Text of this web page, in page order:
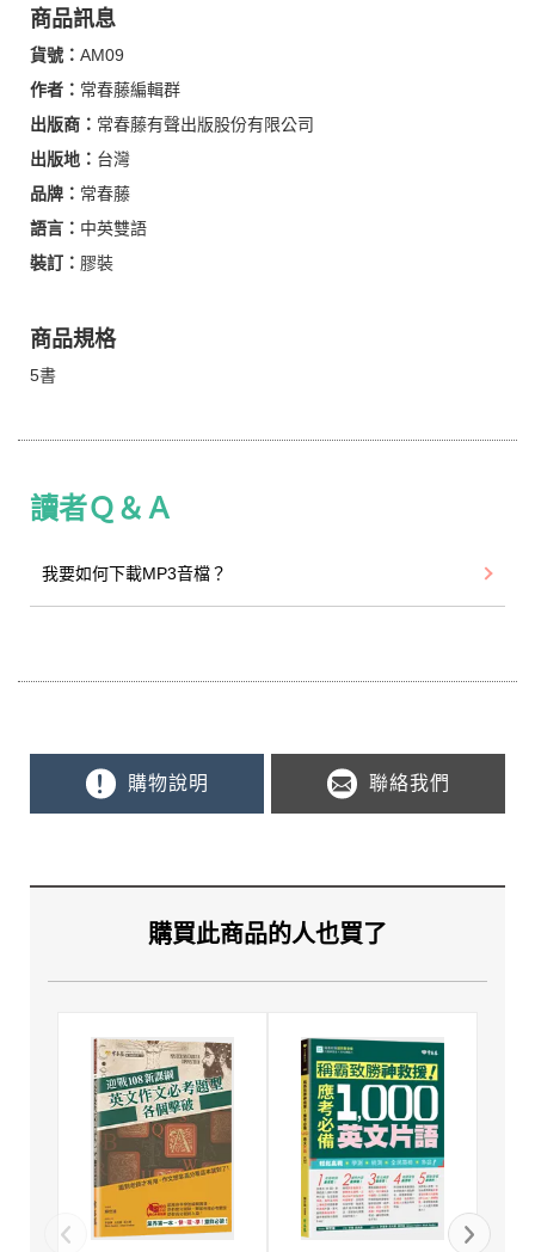
商品訊息
貨號： AM09
作者： 常春藤編輯群
出版商： 常春藤有聲出版股份有限公司
出版地： 台灣
品牌： 常春藤
語言： 中英雙語
裝訂： 膠裝
商品規格
5書
讀者Ｑ＆Ａ
我要如何下載MP3音檔？
購物說明 聯絡我們
購買此商品的人也買了